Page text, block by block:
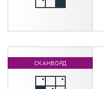
СКАНВОРД